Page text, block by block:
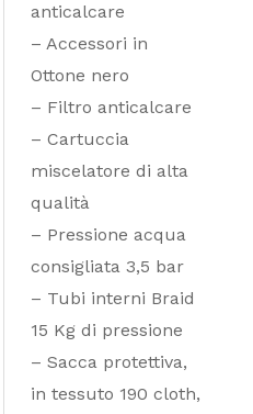
anticalcare
– Accessori in
Ottone nero
– Filtro anticalcare
– Cartuccia
miscelatore di alta
qualità
– Pressione acqua
consigliata 3,5 bar
– Tubi interni Braid
15 Kg di pressione
– Sacca protettiva,
in tessuto 190 cloth,